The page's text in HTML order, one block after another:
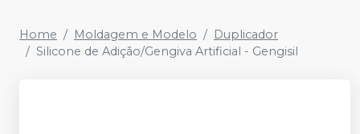
Home Moldagem e Modelo
Duplicador
Silicone de Adição/Gengiva Artificial - Gengisil